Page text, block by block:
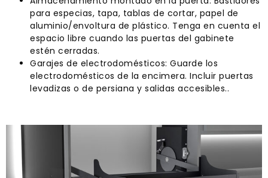
para especias, tapa, tablas de cortar, papel de
aluminio/envoltura de plástico. Tenga en cuenta el
espacio libre cuando las puertas del gabinete
estén cerradas.
Garajes de electrodomésticos: Guarde los
electrodomésticos de la encimera. Incluir puertas
levadizas o de persiana y salidas accesibles..